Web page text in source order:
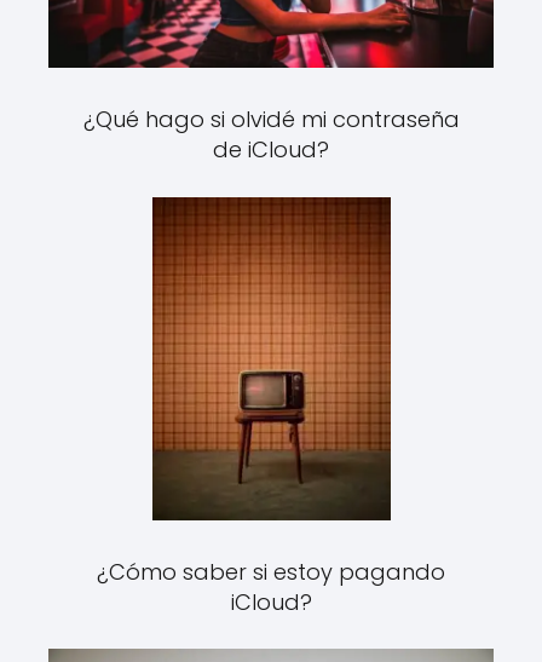
¿Qué hago si olvidé mi contraseña
de iCloud?
¿Cómo saber si estoy pagando
iCloud?